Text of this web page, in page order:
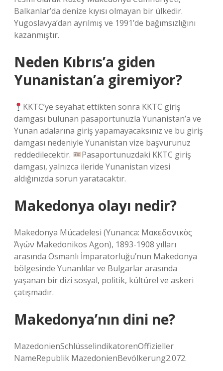
Balkanlar’da denize kıyısı olmayan bir ülkedir.
Yugoslavya’dan ayrılmış ve 1991’de bağımsızlığını
kazanmıştır.
Neden Kıbrıs’a giden
Yunanistan’a giremiyor?
KKTC’ye seyahat ettikten sonra KKTC giriş
damgası bulunan pasaportunuzla Yunanistan’a ve
Yunan adalarına giriş yapamayacaksınız ve bu giriş
damgası nedeniyle Yunanistan vize başvurunuz
reddedilecektir.
Pasaportunuzdaki KKTC giriş
damgası, yalnızca ileride Yunanistan vizesi
aldığınızda sorun yaratacaktır.
Makedonya olayı nedir?
Makedonya Mücadelesi (Yunanca: Μακεδονικὸς
Ἀγών Makedonikos Agon), 1893-1908 yılları
arasında Osmanlı İmparatorluğu’nun Makedonya
bölgesinde Yunanlılar ve Bulgarlar arasında
yaşanan bir dizi sosyal, politik, kültürel ve askeri
çatışmadır.
Makedonya’nın dini ne?
MazedonienSchlüsselindikatorenOffizieller
NameRepublik MazedonienBevölkerung2.072.